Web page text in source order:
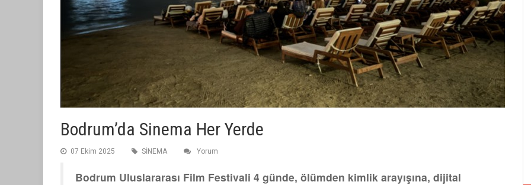
Bodrum’da Sinema Her Yerde
07 Ekim 2025 SİNEMA Yorum
Bodrum Uluslararası Film Festivali 4 günde, ölümden kimlik arayışına, dijital